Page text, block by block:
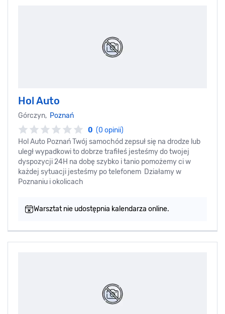
Hol Auto
Górczyn, Poznań
0 (0 opinii)
Hol Auto Poznań Twój samochód zepsuł się na drodze lub
uległ wypadkowi to dobrze trafiłeś jesteśmy do twojej
dyspozycji 24H na dobę szybko i tanio pomożemy ci w
każdej sytuacji jesteśmy po telefonem Działamy w
Poznaniu i okolicach
Warsztat nie udostępnia kalendarza online.